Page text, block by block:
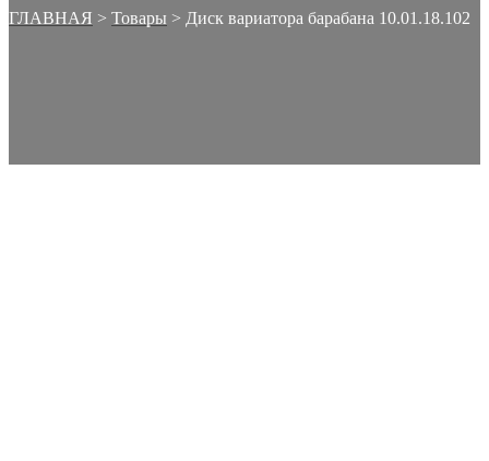
ГЛАВНАЯ > Товары > Диск вариатора барабана 10.01.18.102